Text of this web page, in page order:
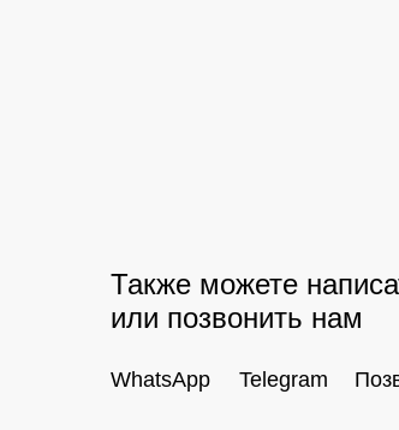
Telegram
WhatsApp
Также можете
или позвонить нам